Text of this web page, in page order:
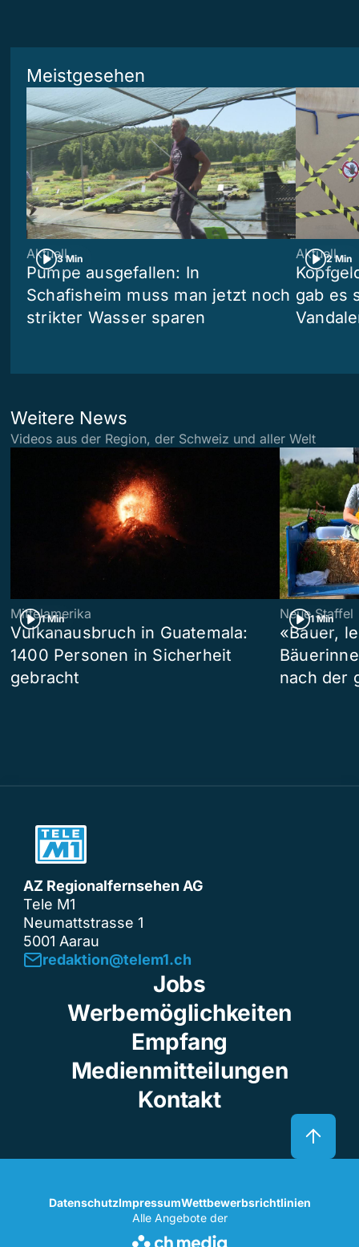
Meistgesehen
3 Min
Aktuell
Pumpe ausgefallen: In
Schafisheim muss man jetzt noch
strikter Wasser sparen
2 Min
Aktuell
gab es
Weitere News
Videos aus der Region, der Schweiz und aller Welt
1 Min
Mittelamerika
Vulkanausbruch in Guatemala:
1400 Personen in Sicherheit
gebracht
1 Min
Neue Staffel
«Bauer,
nach der
AZ Regionalfernsehen AG
Tele M1
Neumattstrasse 1
5001 Aarau
redaktion@telem1.ch
Jobs
Werbemöglichkeiten
Empfang
Medienmitteilungen
Kontakt
DatenschutzImpressumWettbewerbsrichtlinien
Alle Angebote der